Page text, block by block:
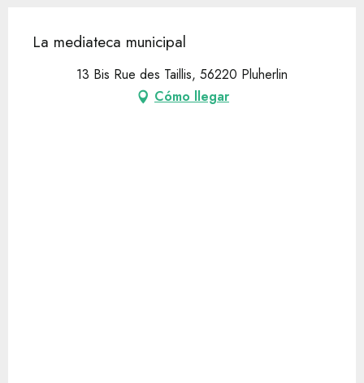
La mediateca municipal
13 Bis Rue des Taillis, 56220 Pluherlin
Cómo llegar